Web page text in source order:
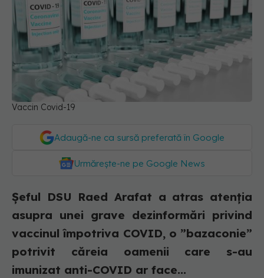
Vaccin Covid-19
Adaugă-ne ca sursă preferată în Google
Urmărește-ne pe Google News
Șeful DSU Raed Arafat a atras atenția
asupra unei grave dezinformări privind
vaccinul împotriva COVID, o ”bazaconie”
potrivit căreia oamenii care s-au
imunizat anti-COVID ar face...